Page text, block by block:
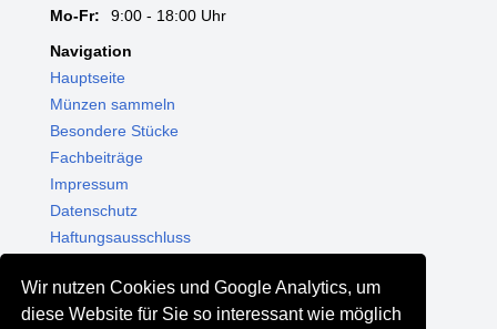
Wir nutzen Cookies und Google Analytics, um
diese Website für Sie so interessant wie möglich
Mo-Fr:
9:00 - 18:00 Uhr
Navigation
Hauptseite
Münzen sammeln
Besondere Stücke
Fachbeiträge
Impressum
Datenschutz
Haftungsausschluss
Shop - Online kaufen
Münzgalerie München